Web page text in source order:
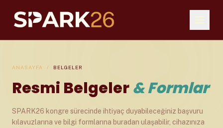
ANASAYFA / BELGELER
Resmi Belgeler& Formlar
SPARK26 kongre sürecinde ihtiyaç duyabileceğiniz başvuru
kılavuzlarına ve bilgi formlarına buradan ulaşabilir, cihazınıza